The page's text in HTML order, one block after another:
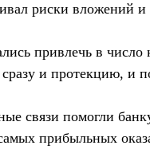
риски вложений и
привлечь в число
и протекцию, и
связи помогли
прибыльных